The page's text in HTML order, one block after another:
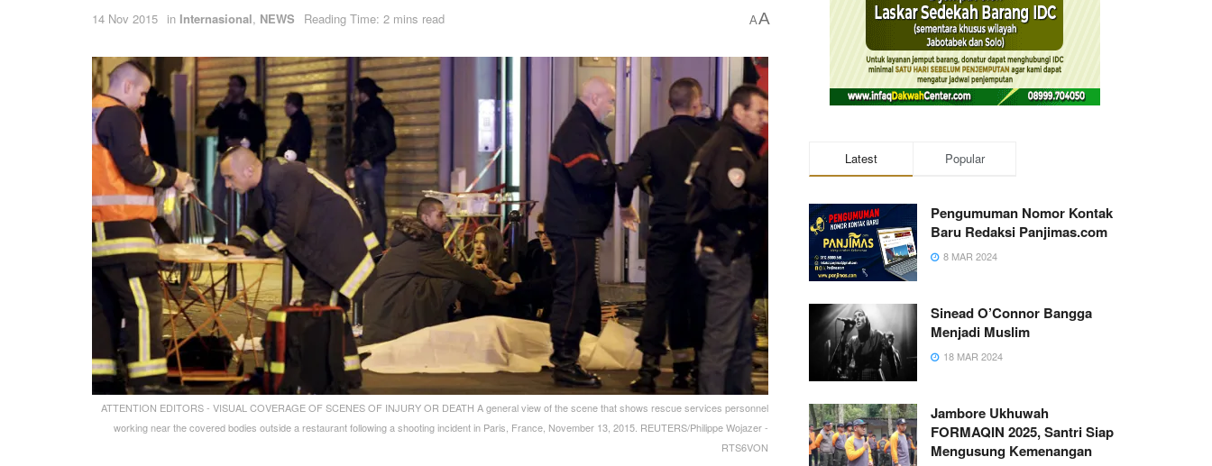
14 Nov 2015 in Internasional, NEWS Reading Time: 2 mins read AA
ATTENTION EDITORS - VISUAL COVERAGE OF SCENES OF INJURY OR DEATH A general view of the scene that shows rescue services personnel
working near the covered bodies outside a restaurant following a shooting incident in Paris, France, November 13, 2015. REUTERS/Philippe Wojazer -
RTS6VON
Latest Popular
Pengumuman Nomor Kontak
Baru Redaksi Panjimas.com
8 MAR 2024
Sinead O’Connor Bangga
Menjadi Muslim
18 MAR 2024
Jambore Ukhuwah
FORMAQIN 2025, Santri Siap
Mengusung Kemenangan